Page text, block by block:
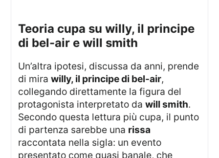
teoria cupa su willy, il principe
di bel-air e will smith
Un’altra ipotesi, discussa da anni, prende
di mirawilly, il principe di bel-air,
collegando direttamente la figura del
protagonista interpretato dawill smith.
Secondo questa lettura più cupa, il punto
di partenza sarebbe una rissa
raccontata nella sigla: un evento
presentato come quasi banale, che